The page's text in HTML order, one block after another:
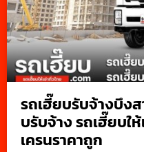
รถเฮี๊ยบรับจ้างบึง
บรับจ้าง รถเฮี๊ยบใ
เครนราคาถูก